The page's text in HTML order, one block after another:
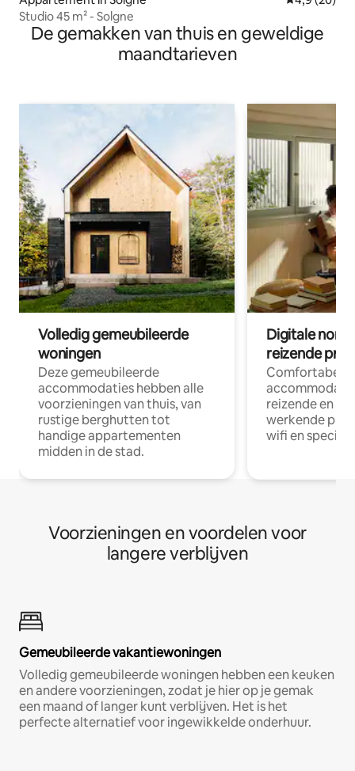
Studio 45 m² - Solgne
De gemakken van thuis en geweldige
maandtarieven
Volledig gemeubileerde
woningen
Deze gemeubileerde
accommodaties hebben alle
voorzieningen van thuis, van
rustige berghutten tot
handige appartementen
midden in de stad.
Digitale
reizende
Comfortabele
reizende en
werkende
wifi en
Voorzieningen en voordelen voor
langere verblijven
Gemeubileerde vakantiewoningen
Volledig gemeubileerde woningen hebben een keuken
en andere voorzieningen, zodat je hier op je gemak
een maand of langer kunt verblijven. Het is het
perfecte alternatief voor ingewikkelde onderhuur.